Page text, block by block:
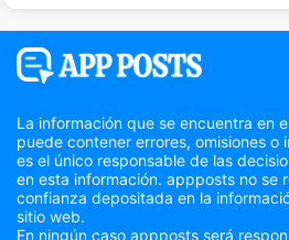
La información que se encuentra en
puede contener errores, omisiones o
es el único responsable de las
en esta información. appposts no se
confianza depositada en la
sitio web.
En ningún caso appposts será